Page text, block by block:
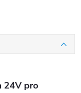
24V pro